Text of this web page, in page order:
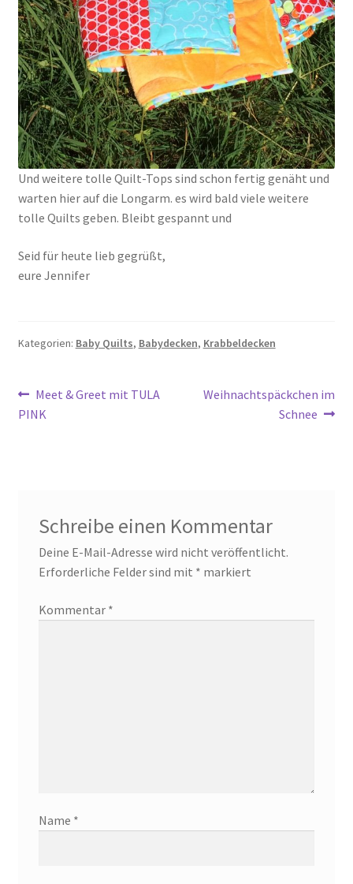
Und weitere tolle Quilt-Tops sind schon fertig genäht und
warten hier auf die Longarm. es wird bald viele weitere
tolle Quilts geben. Bleibt gespannt und
Seid für heute lieb gegrüßt,
eure Jennifer
Kategorien: Baby Quilts, Babydecken, Krabbeldecken
Beitragsnavigation
Vorheriger
Beitrag:
Meet & Greet mit TULA
PINK
Nächster
Weihnachtspäckchen im
Schnee
Schreibe einen Kommentar
Deine E-Mail-Adresse wird nicht veröffentlicht.
Erforderliche Felder sind mit * markiert
Kommentar *
Name *